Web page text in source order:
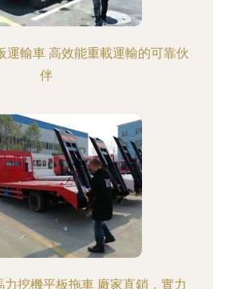
運輸車 高效能重載運輸的可靠伙
伴
挖機平板拖車 廠家直銷，實力